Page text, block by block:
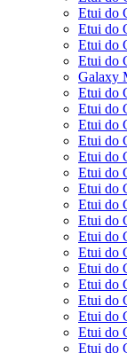
Etui do
Etui do
Etui do
Etui do
Galaxy
Etui do
Etui do
Etui do
Etui do
Etui do
Etui do
Etui do
Etui do
Etui do
Etui do
Etui do
Etui do
Etui do
Etui do
Etui do
Etui do
Etui do